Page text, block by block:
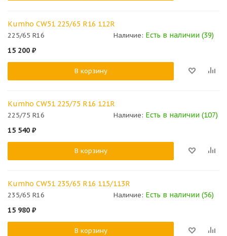
Kumho CW51 225/65 R16 112R
225/65 R16 Наличие: Есть в наличии (39)
15 200 ₽
В корзину
Kumho CW51 225/75 R16 121R
225/75 R16 Наличие: Есть в наличии (107)
15 540 ₽
В корзину
Kumho CW51 235/65 R16 115/113R
235/65 R16 Наличие: Есть в наличии (56)
15 980 ₽
В корзину